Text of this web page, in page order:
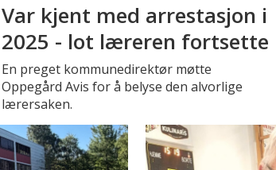
Var kjent med arrestasjon i
2025 - lot læreren fortsette
En preget kommunedirektør møtte
Oppegård Avis for å belyse den alvorlige
lærersaken.